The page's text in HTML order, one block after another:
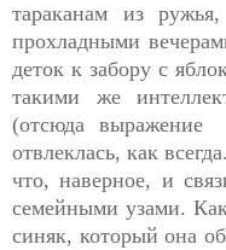
тараканам из
прохладными
деток к забору с
такими же
(отсюда
отвлеклась, как
что, наверное, и
семейными узами.
синяк, который она